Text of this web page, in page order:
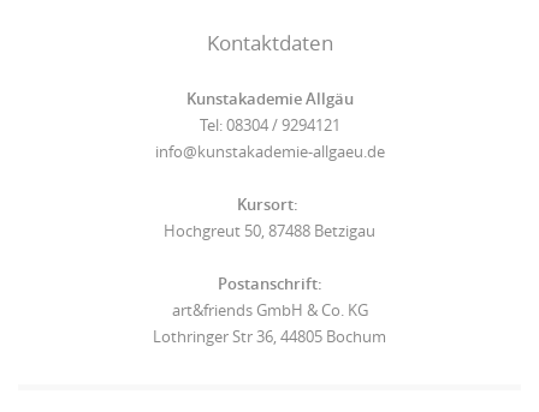
Kontaktdaten
Kunstakademie Allgäu
Tel: 08304 / 9294121
info@kunstakademie-allgaeu.de
Kursort:
Hochgreut 50, 87488 Betzigau
Postanschrift:
art&friends GmbH & Co. KG
Lothringer Str 36, 44805 Bochum